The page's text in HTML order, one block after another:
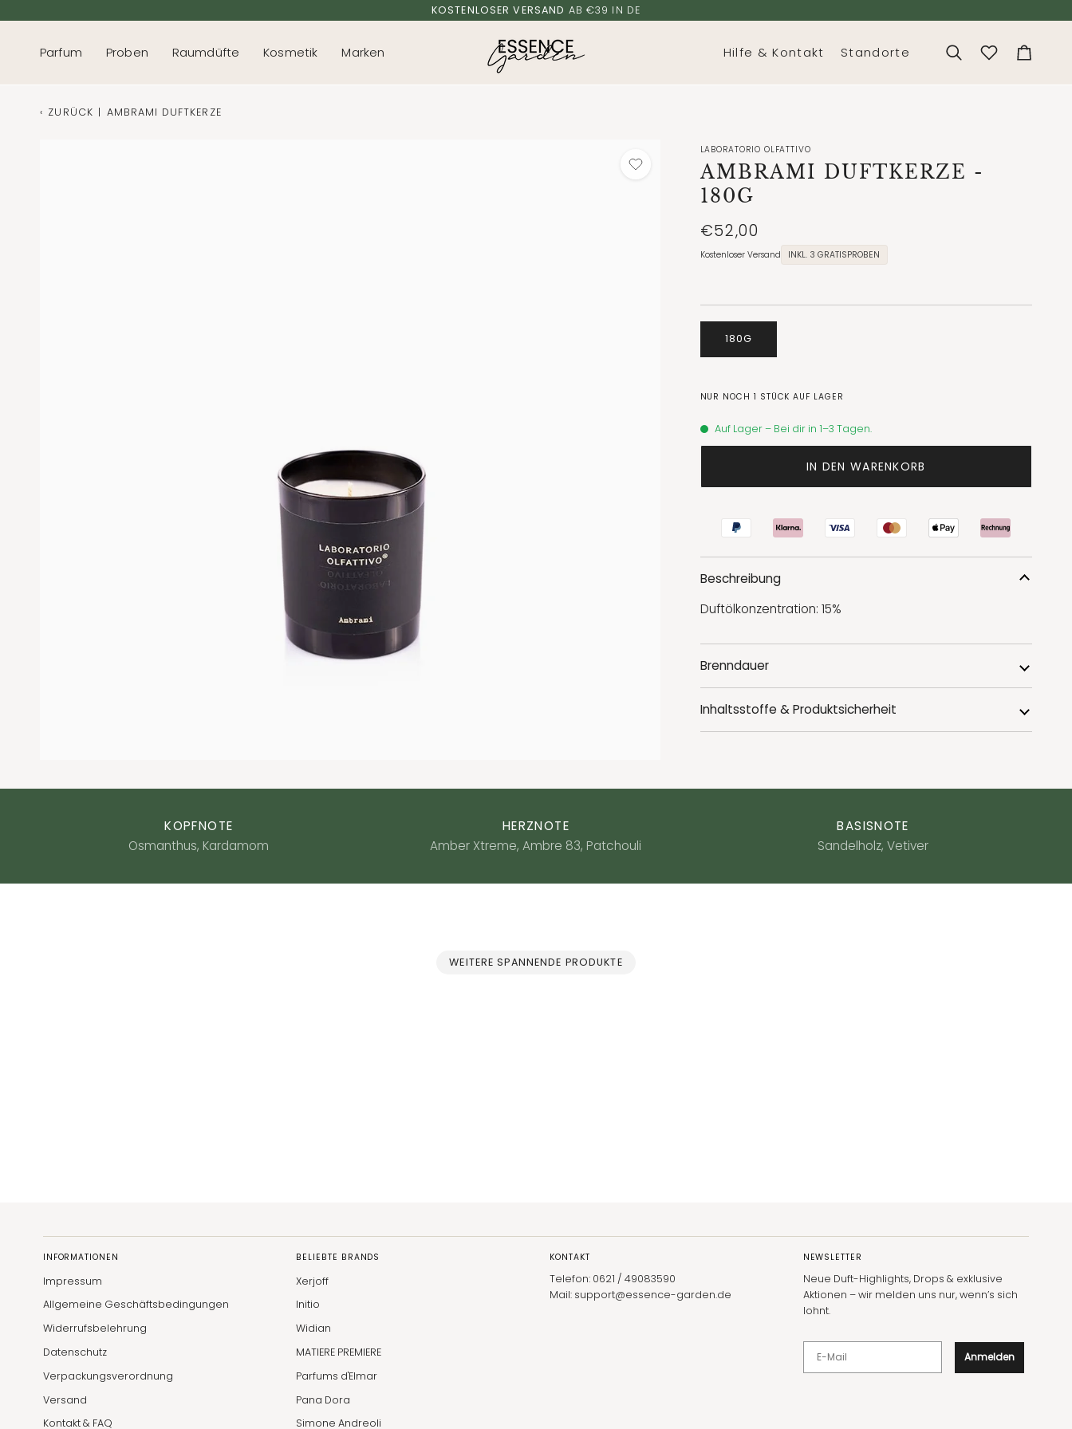
zum
KOSTENLOSER VERSAND AB €39 IN DE
Parfum Proben Raumdüfte Kosmetik Marken Hilfe & Kontakt Standorte Suchen
Dein
‹ ZURÜCK | AMBRAMI DUFTKERZE
LABORATORIO OLFATTIVO
AMBRAMI DUFTKERZE -
180G
€52,00
Kostenloser Versand INKL. 3 GRATISPROBEN
180G
NUR NOCH 1 STÜCK AUF LAGER
Auf Lager – Bei dir in 1–3 Tagen.
IN DEN WARENKORB
Beschreibung
Duftölkonzentration: 15%
Brenndauer
Inhaltsstoffe & Produktsicherheit
KOPFNOTE
Osmanthus, Kardamom
HERZNOTE
Amber Xtreme, Ambre 83, Patchouli
BASISNOTE
Sandelholz, Vetiver
WEITERE SPANNENDE PRODUKTE
INFORMATIONEN
Impressum
Allgemeine Geschäftsbedingungen
Widerrufsbelehrung
Datenschutz
Verpackungsverordnung
Versand
Kontakt & FAQ
BELIEBTE BRANDS
Xerjoff
Initio
Widian
MATIERE PREMIERE
Parfums d'Elmar
Pana Dora
Simone Andreoli
KONTAKT
Telefon: 0621 / 49083590
Mail: support@essence-garden.de
NEWSLETTER
Neue Duft-Highlights, Drops & exklusive
Aktionen – wir melden uns nur, wenn’s sich
lohnt.
Anmelden